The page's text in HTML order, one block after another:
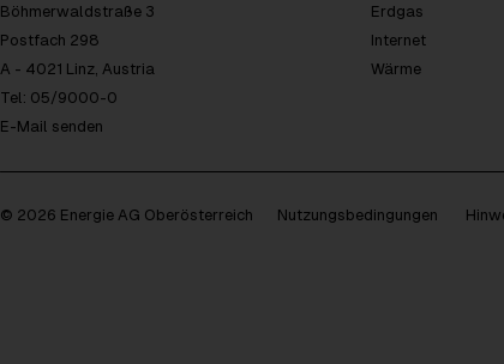
Böhmerwaldstraße 3
Postfach 298
A - 4021 Linz, Austria
Tel: 05/9000-0
E-Mail senden
Erdgas
Internet
Wärme
© 2026 Energie AG Oberösterreich Nutzungsbedingungen